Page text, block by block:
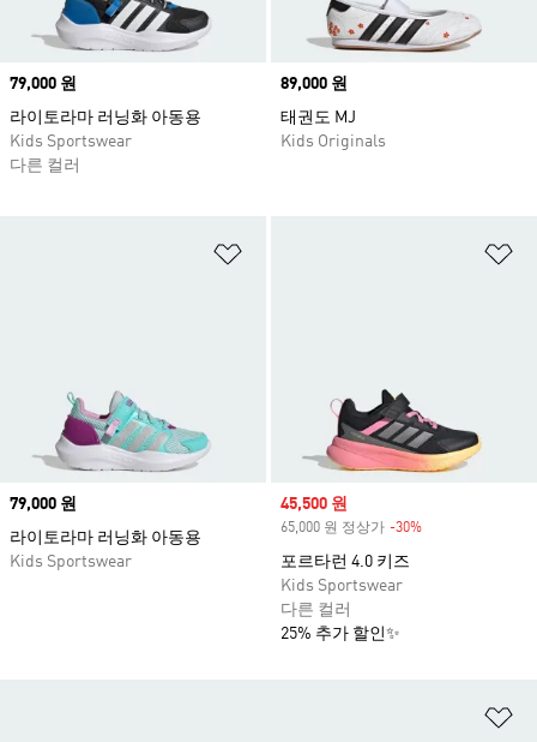
Price
79,000 원
라이토라마 러닝화 아동용
Kids Sportswear
다른 컬러
Price
89,000 원
태권도 MJ
Kids Originals
Price
79,000 원
라이토라마 러닝화 아동용
Kids Sportswear
Sale price
45,500 원
65,000 원 정상가 -30%
포르타런 4.0 키즈
Kids Sportswear
다른 컬러
25% 추가 할인✨